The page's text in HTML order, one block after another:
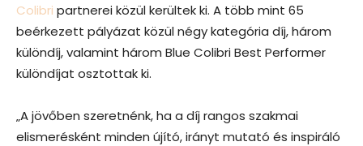
Colibri partnerei közül kerültek ki. A több mint 65
beérkezett pályázat közül négy kategória díj, három
különdíj, valamint három Blue Colibri Best Performer
különdíjat osztottak ki.
„A jövőben szeretnénk, ha a díj rangos szakmai
elismerésként minden újító, irányt mutató és inspiráló